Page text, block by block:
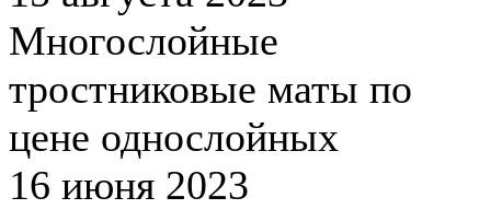
Многослойные
тростниковые маты по
цене однослойных
16 июня 2023